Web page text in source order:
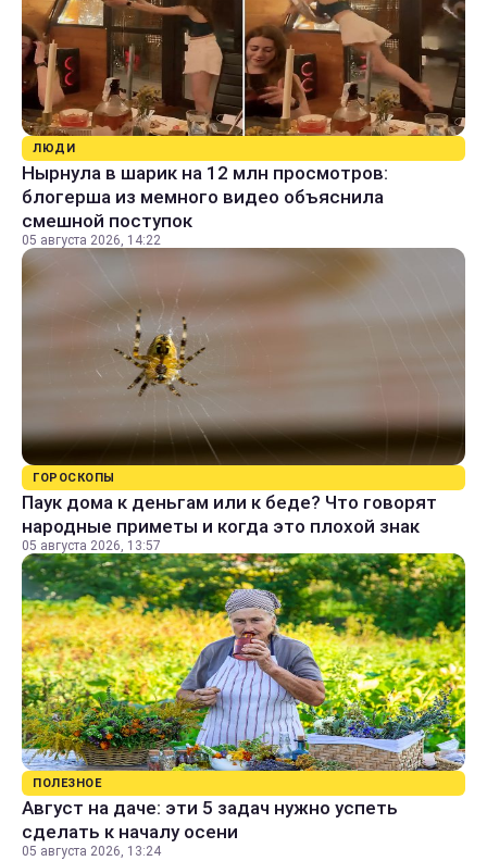
ЛЮДИ
Нырнула в шарик на 12 млн просмотров:
блогерша из мемного видео объяснила
смешной поступок
05 августа 2026, 14:22
ГОРОСКОПЫ
Паук дома к деньгам или к беде? Что говорят
народные приметы и когда это плохой знак
05 августа 2026, 13:57
ПОЛЕЗНОЕ
Август на даче: эти 5 задач нужно успеть
сделать к началу осени
05 августа 2026, 13:24